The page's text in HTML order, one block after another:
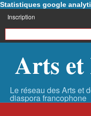
Statistiques google
Inscription
Arts